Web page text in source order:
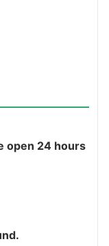
open 24 hours